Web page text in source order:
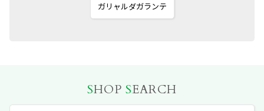
ガリャルダガランテ
SHOP SEARCH